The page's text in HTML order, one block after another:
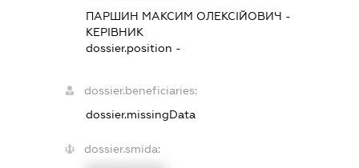
ПАРШИН МАКСИМ ОЛЕКСІЙОВИЧ -
КЕРІВНИК
dossier.position -
dossier.beneficiaries:
dossier.missingData
dossier.smida: